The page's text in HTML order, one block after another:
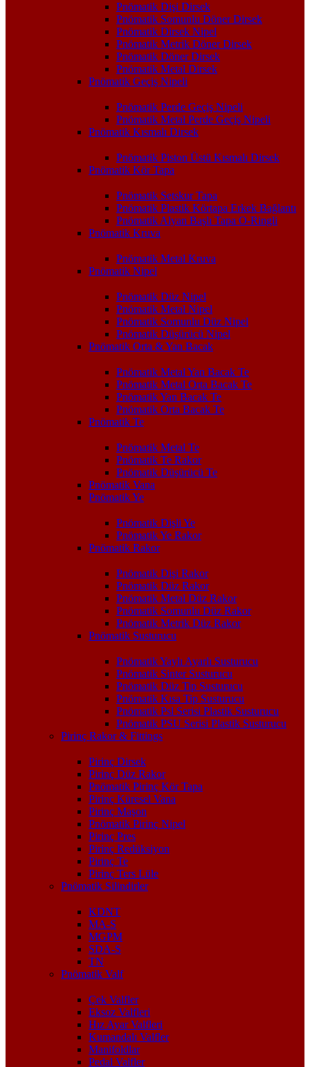
Pnömatik Dişi Dirsek
Pnömatik Somunlu Döner Dirsek
Pnömatik Dirsek Nipel
Pnömatik Metrik Döner Dirsek
Pnömatik Döner Dirsek
Pnömatik Metal Dirsek
Pnömatik Geçiş Nipeli
Pnömatik Perde Geçiş Nipeli
Pnömatik Metal Perde Geçiş Nipeli
Pnömatik Kısmalı Dirsek
Pnömatik Piston Üstü Kısmalı Dirsek
Pnömatik Kör Tapa
Pnömatik Setskur Tapa
Pnömatik Plastik Körtapa Erkek Bağlantı
Pnömatik Alyan Başlı Tapa O-Ringli
Pnömatik Kruva
Pnömatik Metal Kruva
Pnömatik Nipel
Pnömatik Düz Nipel
Pnömatik Metal Nipel
Pnömatik Somunlu Düz Nipel
Pnömatik Düşürücü Nipel
Pnömatik Orta & Yan Bacak
Pnömatik Metal Yan Bacak Te
Pnömatik Metal Orta Bacak Te
Pnömatik Yan Bacak Te
Pnömatik Orta Bacak Te
Pnömatik Te
Pnömatik Metal Te
Pnömatik Te Rakor
Pnömatik Düşürücü Te
Pnömatik Vana
Pnömatik Ye
Pnömatik Dişli Ye
Pnömatik Ye Rakor
Pnömatik Rakor
Pnömatik Dişi Rakor
Pnömatik Düz Rakor
Pnömatik Metal Düz Rakor
Pnömatik Somunlu Düz Rakor
Pnömatik Metrik Düz Rakor
Pnömatik Susturucu
Pnömatik Yaylı Ayarlı Susturucu
Pnömatik Sinter Susturucu
Pnömatik Düz Tip Susturucu
Pnömatik Kısa Tip Susturucu
Pnömatik Psl Serisi Plastik Susturucu
Pnömatik PSU Serisi Plastik Susturucu
Pirinç Rakor & Fittings
Pirinç Dirsek
Pirinç Düz Rakor
Pnömatik Pirinç Kör Tapa
Pirinç Küresel Vana
Pirinç Maşon
Pnömatik Pirinç Nipel
Pirinç Pres
Pirinç Redüksiyon
Pirinç Te
Pirinç Ters Lüle
Pnömatik Silindirler
KDNT
MA-S
MGPM
SDA-S
TN
Pnömatik Valf
Çek Valfler
Eksoz Valfleri
Hız Ayar Valfleri
Kumandalı Valfler
Manifoldlar
Pedal Valfler